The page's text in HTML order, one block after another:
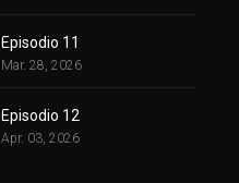
Episodio 11
Mar. 28, 2026
Episodio 12
Apr. 03, 2026